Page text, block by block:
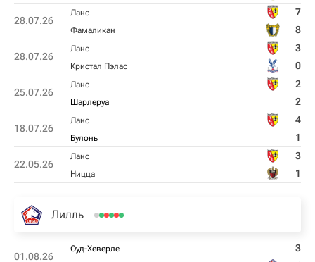
28.07.26
Ланс 7
Фамаликан 8
28.07.26
Ланс 3
Кристал Пэлас 0
25.07.26
Ланс 2
Шарлеруа 2
18.07.26
Ланс 4
Булонь 1
22.05.26
Ланс 3
Ницца 1
Лилль
01.08.26
Оуд-Хеверле 3